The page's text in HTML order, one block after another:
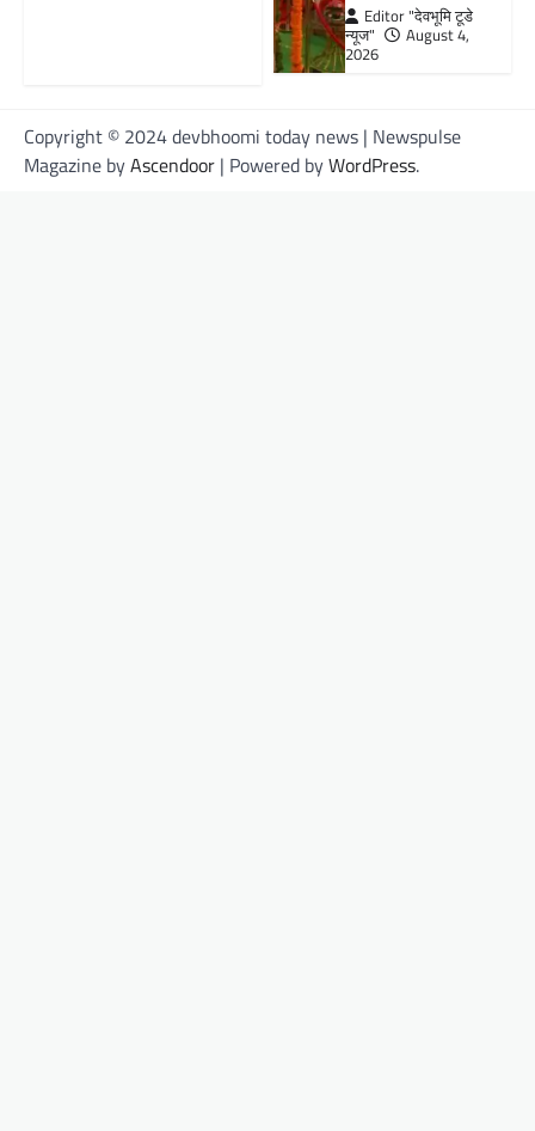
Editor "देवभूमि टूडे
न्यूज"
August 4,
2026
Copyright © 2024 devbhoomi today news | Newspulse
Magazine byAscendoor | Powered byWordPress.